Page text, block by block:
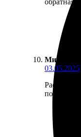
Мишель
03.05.2025
подгонка